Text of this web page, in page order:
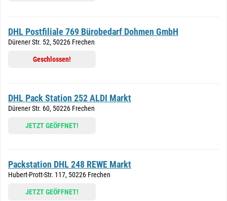
DHL Postfiliale 769 Bürobedarf Dohmen GmbH
Dürener Str. 52, 50226 Frechen
Geschlossen!
DHL Pack Station 252 ALDI Markt
Dürener Str. 60, 50226 Frechen
JETZT GEÖFFNET!
Packstation DHL 248 REWE Markt
Hubert-Prott-Str. 117, 50226 Frechen
JETZT GEÖFFNET!